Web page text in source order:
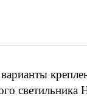
светильника